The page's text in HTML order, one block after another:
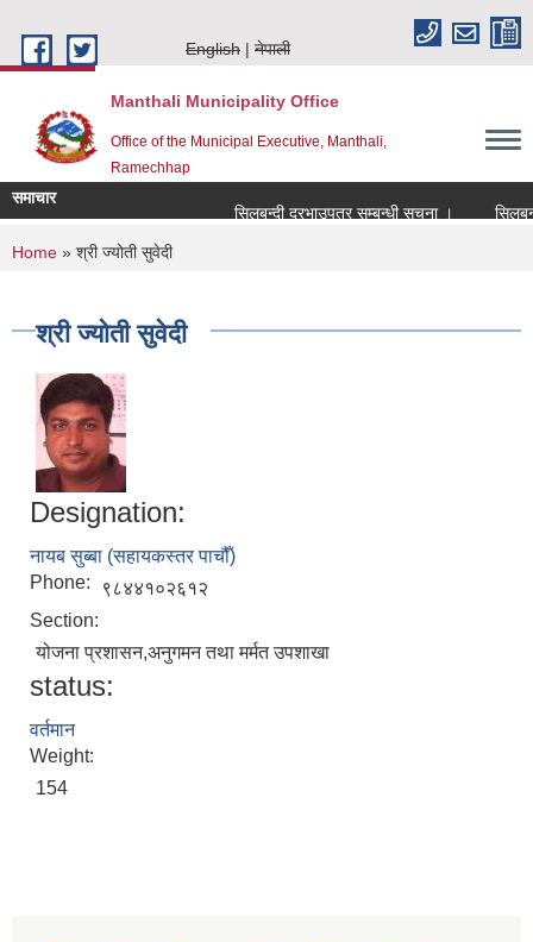
English
नेपाली
Manthali Municipality Office
Office of the Municipal Executive, Manthali,
Ramechhap
समाचार
सिलबन्दी दरभाउपत्र सम्बन्धी सूचना ।
सिलबन्दी
You are here
Home » श्री ज्योती सुवेदी
श्री ज्योती सुवेदी
Designation:
नायब सुब्बा (सहायकस्तर पाचौँ)
Phone:
९८४४१०२६१२
Section:
योजना प्रशासन,अनुगमन तथा मर्मत उपशाखा
status:
वर्तमान
Weight:
154